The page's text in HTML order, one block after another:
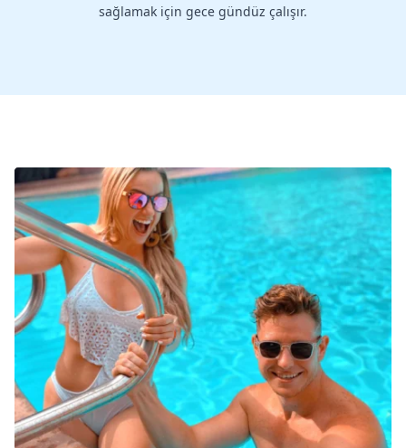
sağlamak için gece gündüz çalışır.